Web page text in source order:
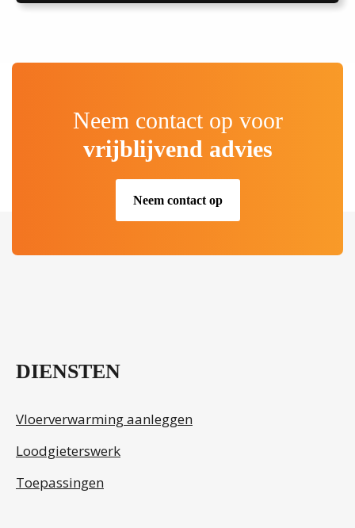
Neem contact op voor
vrijblijvend advies
Neem contact op
DIENSTEN
Vloerverwarming aanleggen
Loodgieterswerk
Toepassingen